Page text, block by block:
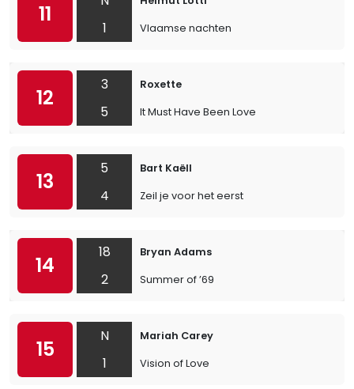
11
1
Vlaamse nachten
12
3
5
Roxette
It Must Have Been Love
13
5
4
Bart Kaëll
Zeil je voor het eerst
14
18
2
Bryan Adams
Summer of ’69
15
N
1
Mariah Carey
Vision of Love